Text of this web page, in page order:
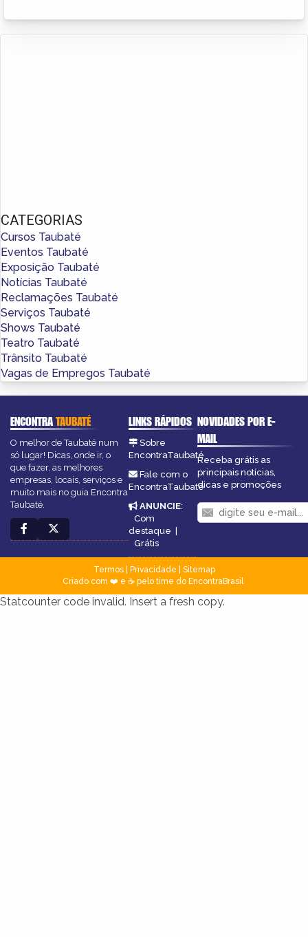
CATEGORIAS
Cursos Taubaté
Eventos Taubaté
Exposição Taubaté
Notícias Taubaté
Reclamações Taubaté
Serviços Taubaté
Shows Taubaté
Teatro Taubaté
Trânsito Taubaté
Vagas de Empregos Taubaté
ENCONTRATAUBATÉ
O melhor de Taubaté num
só lugar! Dicas, onde ir, o
que fazer, as melhores
empresas, locais, serviços e
muito mais no guia Encontra
Taubaté.
LINKS RÁPIDOS
Sobre
EncontraTaubaté
Fale com o
EncontraTaubaté
ANUNCIE:
Com
destaque
Grátis
NOVIDADES POR E-
MAIL
Receba grátis as
principais notícias,
dicas e promoções
Termos| Privacidade
Sitemap
Criado com ❤️ e ☕ pelo time do EncontraBrasil
Statcounter code invalid. Insert a fresh copy.